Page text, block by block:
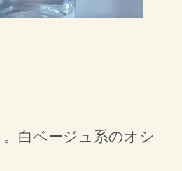
白ベージュ系のオシ